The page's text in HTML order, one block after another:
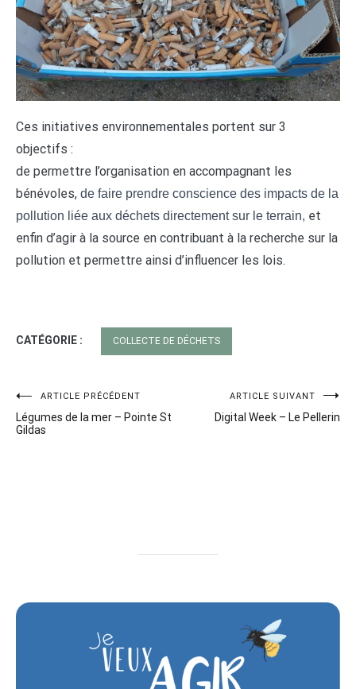
Ces initiatives environnementales portent sur 3
objectifs :
de permettre l’organisation en accompagnant les
bénévoles, de faire prendre conscience des impacts de la
pollution liée aux déchets directement sur le terrain, et
enfin d’agir à la source en contribuant à la recherche sur la
pollution et permettre ainsi d’influencer les lois.
CATÉGORIE : COLLECTE DE DÉCHETS
Navigation
de
ARTICLE PRÉCÉDENT
Légumes de la mer – Pointe St
Gildas
ARTICLE SUIVANT
Digital Week – Le Pellerin